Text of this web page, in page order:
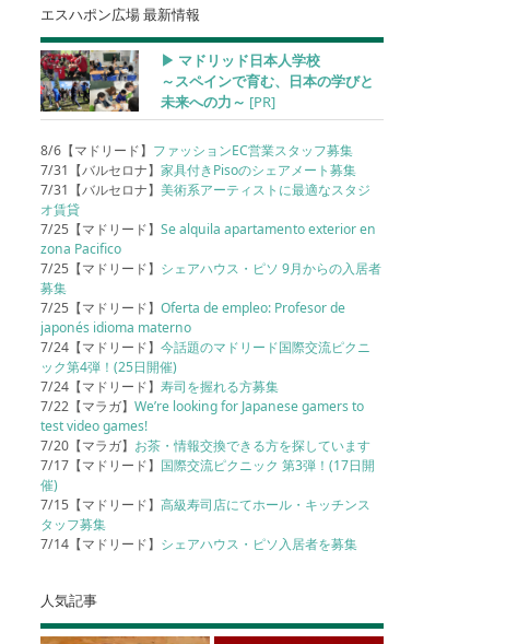
エスハポン広場 最新情報
▶︎ マドリッド日本人学校
～スペインで育む、日本の学びと
未来への力～ [PR]
8/6【マドリード】 ファッションEC営業スタッフ募集
7/31【バルセロナ】家具付きPisoのシェアメート募集
7/31【バルセロナ】美術系アーティストに最適なスタジ
オ賃貸
7/25【マドリード】Se alquila apartamento exterior en
zona Pacifico
7/25【マドリード】 シェアハウス・ピソ 9月からの入居者
募集
7/25【マドリード】Oferta de empleo: Profesor de
japonés idioma materno
7/24【マドリード】今話題のマドリード国際交流ピクニ
ック第4弾！(25日開催)
7/24【マドリード】寿司を握れる方募集
7/22【マラガ】We’re looking for Japanese gamers to
test video games!
7/20【マラガ】 お茶・情報交換できる方を探しています
7/17【マドリード】 国際交流ピクニック 第3弾！(17日開
催)
7/15【マドリード】高級寿司店にてホール・キッチンス
タッフ募集
7/14【マドリード】 シェアハウス・ピソ入居者を募集
人気記事